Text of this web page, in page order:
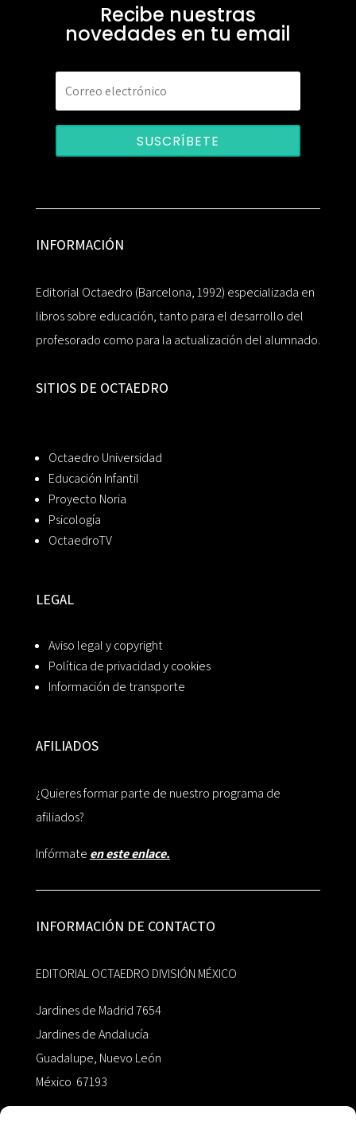
Recibe nuestras
novedades en tu email
SUSCRÍBETE
INFORMACIÓN
Editorial Octaedro (Barcelona, 1992) especializada en
libros sobre educación, tanto para el desarrollo del
profesorado como para la actualización del alumnado.
SITIOS DE OCTAEDRO
Octaedro Universidad
Educación Infantil
Proyecto Noria
Psicología
OctaedroTV
LEGAL
Aviso legal y copyright
Política de privacidad y cookies
Información de transporte
AFILIADOS
¿Quieres formar parte de nuestro programa de
afiliados?
Infórmate en este enlace.
INFORMACIÓN DE CONTACTO
EDITORIAL OCTAEDRO DIVISIÓN MÉXICO
Jardines de Madrid 7654
Jardines de Andalucía
Guadalupe, Nuevo León
México 67193